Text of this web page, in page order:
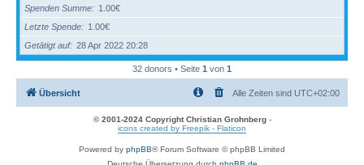
Spenden Summe
1.00€
Letzte Spende
1.00€
Getätigt auf
28 Apr 2022 20:28
32 donors • Seite 1 von 1
Übersicht Alle Zeiten sind UTC+02:00
© 2001-2024 Copyright Christian Grohnberg-
icons created by Freepik - Flaticon
Powered by phpBB® Forum Software © phpBB Limited